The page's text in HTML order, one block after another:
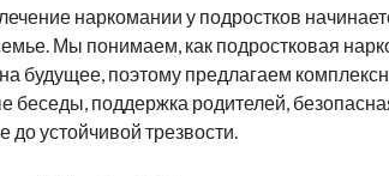
наркомании у подростков
Мы понимаем, как подростковая
будущее, поэтому предлагаем
беседы, поддержка родителей,
до устойчивой трезвости.